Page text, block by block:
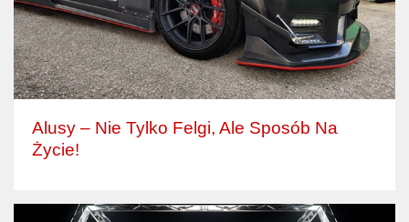
Alusy – Nie Tylko Felgi, Ale Sposób Na
Życie!